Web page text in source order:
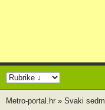
Metro-portal.hr » Svaki